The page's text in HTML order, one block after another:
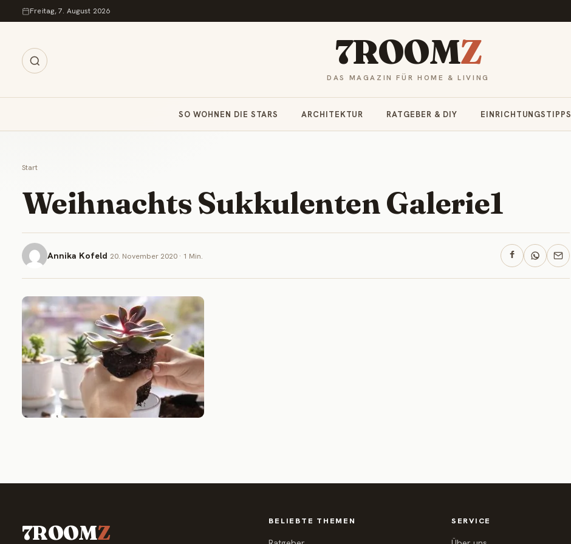
Zum Inhalt springen
Freitag, 7. August 2026
7ROOMZ
DAS MAGAZIN FÜR HOME & LIVING
SO WOHNEN DIE STARS ARCHITEKTUR RATGEBER & DIY EINRICHTUNGSTIPPS
Start
Weihnachts Sukkulenten Galerie1
Annika Kofeld 20. November 2020 · 1 Min.
7ROOMZ BELIEBTE THEMEN SERVICE